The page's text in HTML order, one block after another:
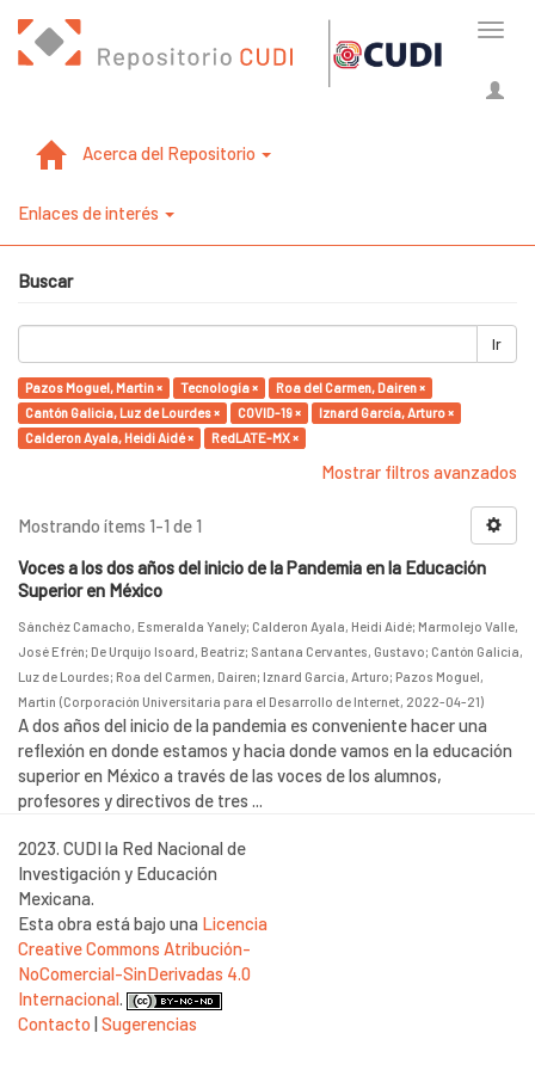
Acerca del Repositorio
Enlaces de interés
Buscar
Ir
Pazos Moguel, Martin × Tecnología ×
Roa del Carmen, Dairen ×
Cantón Galicia, Luz de Lourdes ×
COVID-19 ×
Iznard García, Arturo ×
Calderon Ayala, Heidi Aidé ×
RedLATE-MX ×
Mostrar filtros avanzados
Mostrando ítems 1-1 de 1
Voces a los dos años del inicio de la Pandemia en la Educación
Superior en México
Sánchéz Camacho, Esmeralda Yanely; Calderon Ayala, Heidi Aidé; Marmolejo Valle,
José Efrén; De Urquijo Isoard, Beatriz; Santana Cervantes, Gustavo; Cantón Galicia,
Luz de Lourdes; Roa del Carmen, Dairen; Iznard García, Arturo; Pazos Moguel,
Martin (Corporación Universitaria para el Desarrollo de Internet, 2022-04-21)
A dos años del inicio de la pandemia es conveniente hacer una
reflexión en donde estamos y hacia donde vamos en la educación
superior en México a través de las voces de los alumnos,
profesores y directivos de tres ...
2023. CUDI la Red Nacional de
Investigación y Educación
Mexicana.
Esta obra está bajo una Licencia
Creative Commons Atribución-
NoComercial-SinDerivadas 4.0
Internacional.
Contacto |Sugerencias